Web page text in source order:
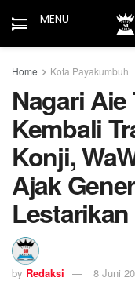
Home Kota Payakumbuh
Nagari
Kembali
Konji,
Ajak
by Redaksi 8 Juni
MENU